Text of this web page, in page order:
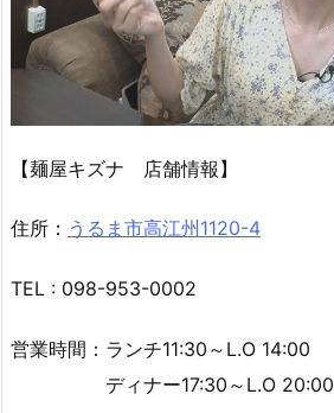
【麺屋キズナ 店舗情報】
住所： うるま市高江州1120-4
TEL : 098-953-0002
営業時間：ランチ11:30～L.O 14:00
ディナー17:30～L.O 20:00